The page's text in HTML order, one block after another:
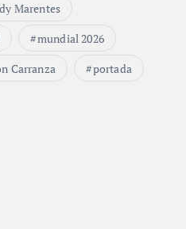
Marentes
mundial 2026
Carranza portada